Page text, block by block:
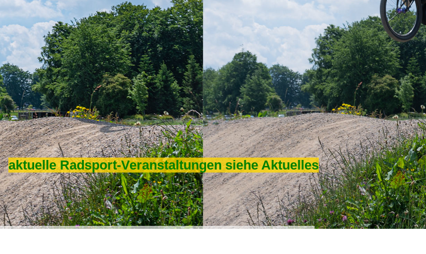
aktuelle Radsport-Veranstaltungen siehe Aktuelles